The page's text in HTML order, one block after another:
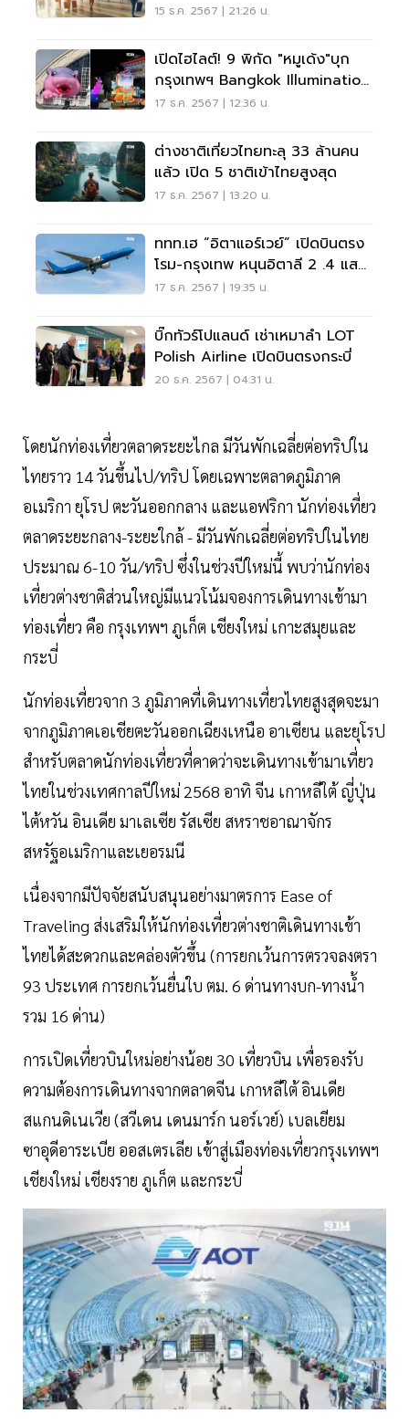
15 ธ.ค. 2567 | 21:26 น.
เปิดไฮไลต์! 9 พิกัด "หมูเด้ง"บุก
กรุงเทพฯ Bangkok Illumination
Festival 2024
17 ธ.ค. 2567 | 12:36 น.
ต่างชาติเที่ยวไทยทะลุ 33 ล้านคน
แล้ว เปิด 5 ชาติเข้าไทยสูงสุด
17 ธ.ค. 2567 | 13:20 น.
ททท.เฮ “อิตาแอร์เวย์” เปิดบินตรง
โรม-กรุงเทพ หนุนอิตาลี 2 .4 แสน
คนเที่ยวไทย
17 ธ.ค. 2567 | 19:35 น.
บิ๊กทัวร์โปแลนด์ เช่าเหมาลำ LOT
Polish Airline เปิดบินตรงกระบี่
20 ธ.ค. 2567 | 04:31 น.
โดยนักท่องเที่ยวตลาดระยะไกล มีวันพักเฉลี่ยต่อทริปใน
ไทยราว 14 วันขึ้นไป/ทริป โดยเฉพาะตลาดภูมิภาค
อเมริกา ยุโรป ตะวันออกกลาง และแอฟริกา นักท่องเที่ยว
ตลาดระยะกลาง-ระยะใกล้ - มีวันพักเฉลี่ยต่อทริปในไทย
ประมาณ 6-10 วัน/ทริป ซึ่งในช่วงปีใหม่นี้ พบว่านักท่อง
เที่ยวต่างชาติส่วนใหญ่มีแนวโน้มจองการเดินทางเข้ามา
ท่องเที่ยว คือ กรุงเทพฯ ภูเก็ต เชียงใหม่ เกาะสมุยและ
กระบี่
นักท่องเที่ยวจาก 3 ภูมิภาคที่เดินทางเที่ยวไทยสูงสุดจะมา
จากภูมิภาคเอเชียตะวันออกเฉียงเหนือ อาเซียน และยุโรป
สำหรับตลาดนักท่องเที่ยวที่คาดว่าจะเดินทางเข้ามาเที่ยว
ไทยในช่วงเทศกาลปีใหม่ 2568 อาทิ จีน เกาหลีใต้ ญี่ปุ่น
ไต้หวัน อินเดีย มาเลเซีย รัสเซีย สหราชอาณาจักร
สหรัฐอเมริกาและเยอรมนี
เนื่องจากมีปัจจัยสนับสนุนอย่างมาตรการ Ease of
Traveling ส่งเสริมให้นักท่องเที่ยวต่างชาติเดินทางเข้า
ไทยได้สะดวกและคล่องตัวขึ้น (การยกเว้นการตรวจลงตรา
93 ประเทศ การยกเว้นยื่นใบ ตม. 6 ด่านทางบก-ทางน้ำ
รวม 16 ด่าน)
การเปิดเที่ยวบินใหม่อย่างน้อย 30 เที่ยวบิน เพื่อรองรับ
ความต้องการเดินทางจากตลาดจีน เกาหลีใต้ อินเดีย
สแกนดิเนเวีย (สวีเดน เดนมาร์ก นอร์เวย์) เบลเยียม
ซาอุดีอาระเบีย ออสเตรเลีย เข้าสู่เมืองท่องเที่ยวกรุงเทพฯ
เชียงใหม่ เชียงราย ภูเก็ต และกระบี่